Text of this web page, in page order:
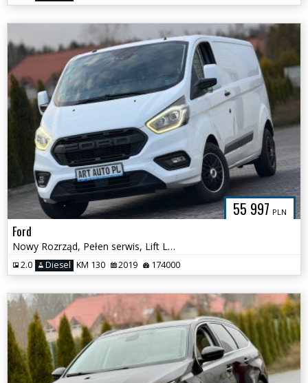
55 997 PLN
Ford
Nowy Rozrząd, Pełen serwis, Lift Ledy Kamera Long
2.0 Diesel KM 130 2019 174000